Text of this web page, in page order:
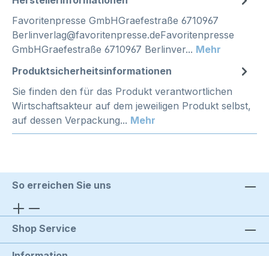
Favoritenpresse GmbHGraefestraße 6710967
Berlinverlag@favoritenpresse.deFavoritenpresse
GmbHGraefestraße 6710967 Berlinver... Mehr
Produktsicherheitsinformationen
Sie finden den für das Produkt verantwortlichen
Wirtschaftsakteur auf dem jeweiligen Produkt selbst,
auf dessen Verpackung... Mehr
So erreichen Sie uns
Shop Service